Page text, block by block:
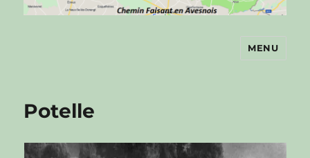
Chemin faisant en Avesnois
MENU
Potelle